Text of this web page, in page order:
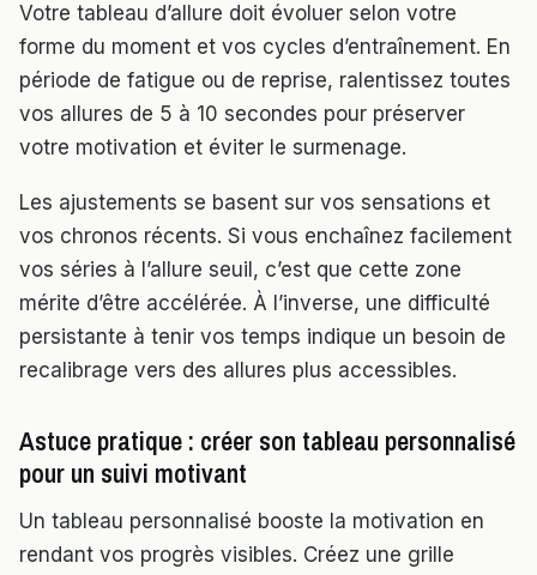
Votre tableau d’allure doit évoluer selon votre
forme du moment et vos cycles d’entraînement. En
période de fatigue ou de reprise, ralentissez toutes
vos allures de 5 à 10 secondes pour préserver
votre motivation et éviter le surmenage.
Les ajustements se basent sur vos sensations et
vos chronos récents. Si vous enchaînez facilement
vos séries à l’allure seuil, c’est que cette zone
mérite d’être accélérée. À l’inverse, une difficulté
persistante à tenir vos temps indique un besoin de
recalibrage vers des allures plus accessibles.
Astuce pratique : créer son tableau personnalisé
pour un suivi motivant
Un tableau personnalisé booste la motivation en
rendant vos progrès visibles. Créez une grille